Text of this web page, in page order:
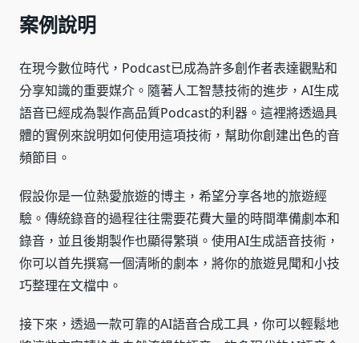
案例說明
在現今數位時代，Podcast已成為許多創作者表達觀點和
分享知識的重要媒介。隨著人工智慧技術的進步，AI生成
語音已經成為製作高品質Podcast的利器。這裡將透過具
體的實例來說明如何使用這項技術，幫助你創建出色的音
頻節目。
假設你是一位熱愛旅遊的博主，希望分享各地的旅遊經
驗。傳統錄音的過程往往需要花費大量的時間準備劇本和
錄音，並且後期製作也顯得繁瑣。使用AI生成語音技術，
你可以首先撰寫一個清晰的劇本，將你的旅遊見聞和小技
巧整理在文檔中。
接下來，透過一款可靠的AI語音合成工具，你可以輕鬆地